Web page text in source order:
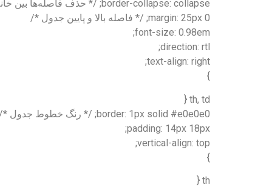
border-collapse: collapse; /* حذف فاصله‌ها بین خانه‌های جدول */
margin: 25px 0; /* فاصله بالا و پایین جدول */
font-size: 0.98em;
direction: rtl;
text-align: right;
}
th, td {
border: 1px solid #e0e0e0; /* رنگ خطوط جدول */
padding: 14px 18px;
vertical-align: top;
}
th {